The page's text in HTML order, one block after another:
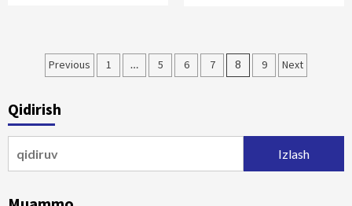
Maqolalar
harakatlanish
Previous 1 … 5 6 7 8 9 Next
Qidirish